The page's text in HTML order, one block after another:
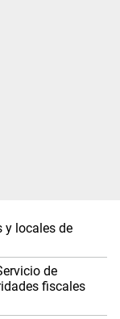
y locales de
de
fiscales